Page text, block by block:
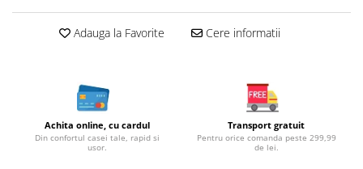
Conserve, Pateuri, creme
Leguminoase si seminte
Fermenti si gelifianti
Produse din soia
Sare si inlocuitori
Adauga la Favorite Cere informatii
Achita online, cu cardul
Din confortul casei tale, rapid si
usor.
Transport gratuit
Pentru orice comanda peste 299,99
de lei.